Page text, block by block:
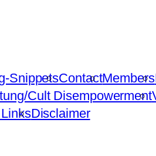
SnippetsContactMembers
Cult Disempowerment
Disclaimer